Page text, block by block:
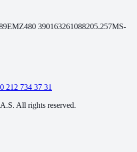
EMZ480 390163261088205.257MS-
212 734 37 31
All rights reserved.